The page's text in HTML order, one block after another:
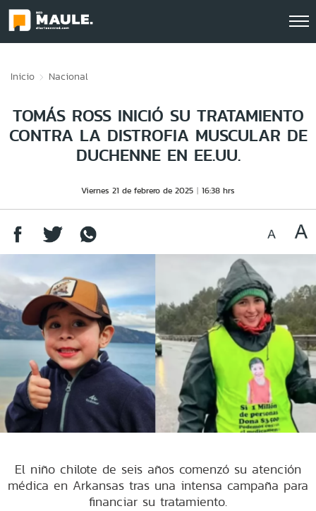
Inicio Nacional
TOMÁS ROSS INICIÓ SU TRATAMIENTO
CONTRA LA DISTROFIA MUSCULAR DE
DUCHENNE EN EE.UU.
Viernes 21 de febrero de 2025 16:38 hrs
El niño chilote de seis años comenzó su atención
médica en Arkansas tras una intensa campaña para
financiar su tratamiento.